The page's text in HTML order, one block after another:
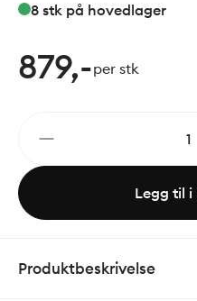
8 stk på hovedlager
879,-per stk
Legg til i
Produktbeskrivelse